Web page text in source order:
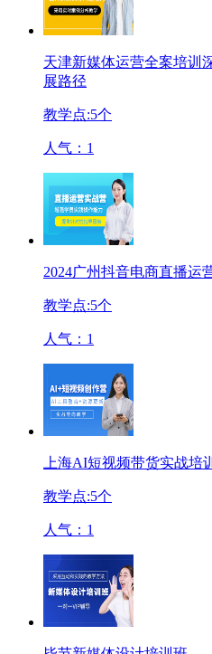
天津新媒体运营全案培训
展路径
教学点:5个
人气： 1
2024广州抖音电商直播运
教学点:5个
人气： 1
上海AI短视频带货实战培
教学点:5个
人气： 1